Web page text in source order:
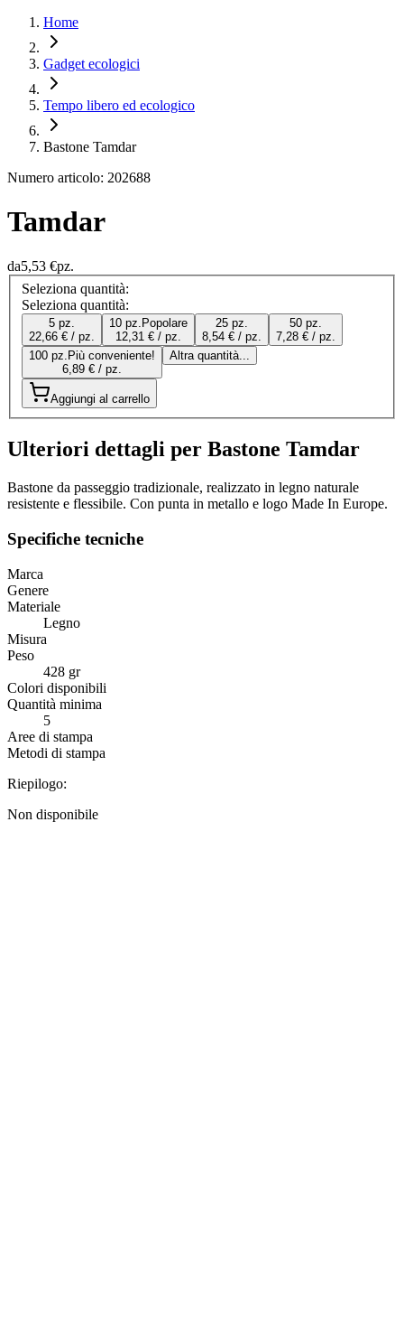
Home
Gadget ecologici
Tempo libero ed ecologico
Bastone Tamdar
Numero articolo: 202688
Tamdar
da5,53 €pz.
Seleziona quantità:
Seleziona quantità:
5 pz.
22,66 € / pz.
10 pz. Popolare
12,31 € / pz.
25 pz.
8,54 € / pz.
50 pz.
7,28 € / pz.
100 pz. Più conveniente!
6,89 € / pz.
Altra quantità...
Aggiungi al carrello
Ulteriori dettagli per Bastone Tamdar
Bastone da passeggio tradizionale, realizzato in legno naturale
resistente e flessibile. Con punta in metallo e logo Made In Europe.
Specifiche tecniche
Marca
Genere
Materiale
Legno
Misura
Peso
428 gr
Colori disponibili
Quantità minima
5
Aree di stampa
Metodi di stampa
Riepilogo:
Non disponibile